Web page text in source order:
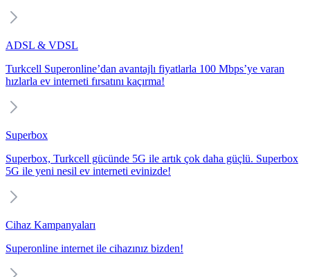
ADSL & VDSL
Turkcell Superonline’dan avantajlı fiyatlarla 100 Mbps’ye varan
hızlarla ev interneti fırsatını kaçırma!
Superbox
Superbox, Turkcell gücünde 5G ile artık çok daha güçlü. Superbox
5G ile yeni nesil ev interneti evinizde!
Cihaz Kampanyaları
Superonline internet ile cihazınız bizden!